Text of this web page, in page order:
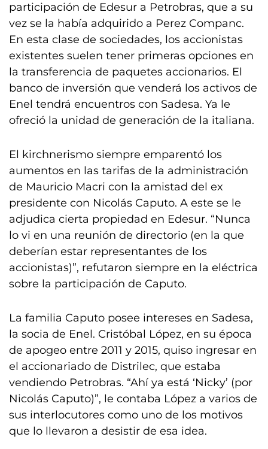
participación de Edesur a Petrobras, que a su
vez se la había adquirido a Perez Companc.
En esta clase de sociedades, los accionistas
existentes suelen tener primeras opciones en
la transferencia de paquetes accionarios. El
banco de inversión que venderá los activos de
Enel tendrá encuentros con Sadesa. Ya le
ofreció la unidad de generación de la italiana.
El kirchnerismo siempre emparentó los
aumentos en las tarifas de la administración
de Mauricio Macri con la amistad del ex
presidente con Nicolás Caputo. A este se le
adjudica cierta propiedad en Edesur. “Nunca
lo vi en una reunión de directorio (en la que
deberían estar representantes de los
accionistas)”, refutaron siempre en la eléctrica
sobre la participación de Caputo.
La familia Caputo posee intereses en Sadesa,
la socia de Enel. Cristóbal López, en su época
de apogeo entre 2011 y 2015, quiso ingresar en
el accionariado de Distrilec, que estaba
vendiendo Petrobras. “Ahí ya está ‘Nicky’ (por
Nicolás Caputo)”, le contaba López a varios de
sus interlocutores como uno de los motivos
que lo llevaron a desistir de esa idea.